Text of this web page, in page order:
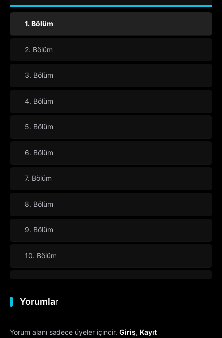
1. Bölüm
2. Bölüm
3. Bölüm
4. Bölüm
5. Bölüm
6. Bölüm
7. Bölüm
8. Bölüm
9. Bölüm
10. Bölüm
11. Bölüm
12. Bölüm
13. Bölüm
Yorumlar
Yorum alanı sadece üyeler içindir. Giriş, Kayıt